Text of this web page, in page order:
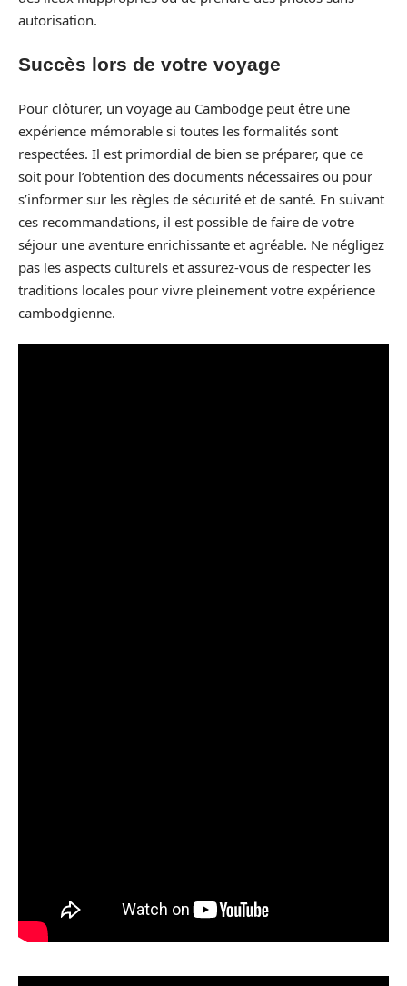
autorisation.
Succès lors de votre voyage
Pour clôturer, un voyage au Cambodge peut être une
expérience mémorable si toutes les formalités sont
respectées. Il est primordial de bien se préparer, que ce
soit pour l’obtention des documents nécessaires ou pour
s’informer sur les règles de sécurité et de santé. En suivant
ces recommandations, il est possible de faire de votre
séjour une aventure enrichissante et agréable. Ne négligez
pas les aspects culturels et assurez-vous de respecter les
traditions locales pour vivre pleinement votre expérience
cambodgienne.